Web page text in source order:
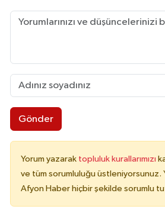
Gönder
Yorum yazarak topluluk kurallarımızı
ve tüm sorumluluğu üstleniyorsunuz.
Afyon Haber hiçbir şekilde sorumlu